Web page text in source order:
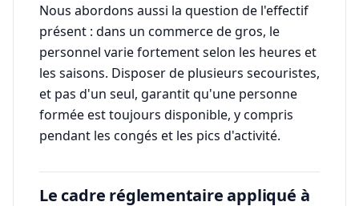
Nous abordons aussi la question de l'effectif
présent : dans un commerce de gros, le
personnel varie fortement selon les heures et
les saisons. Disposer de plusieurs secouristes,
et pas d'un seul, garantit qu'une personne
formée est toujours disponible, y compris
pendant les congés et les pics d'activité.
Le cadre réglementaire appliqué à